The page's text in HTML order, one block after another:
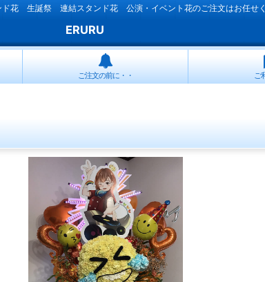
花 生誕祭 連結スタンド花 公演・イベント花のご注文はお任せく
ERURU
ご注文の前に・・ ご